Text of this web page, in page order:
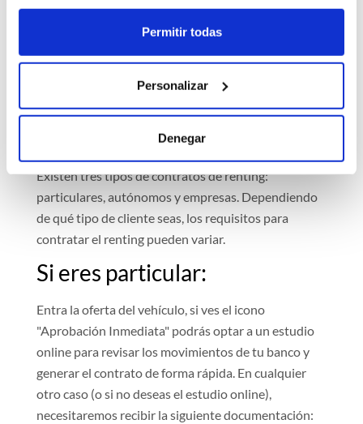
Permitir todas
Personalizar
Denegar
¿Cómo contratar un renting
para un Citroen Berlingo?
Existen tres tipos de contratos de renting:
particulares, autónomos y empresas. Dependiendo
de qué tipo de cliente seas, los requisitos para
contratar el renting pueden variar.
Si eres particular:
Entra la oferta del vehículo, si ves el icono
"Aprobación Inmediata" podrás optar a un estudio
online para revisar los movimientos de tu banco y
generar el contrato de forma rápida. En cualquier
otro caso (o si no deseas el estudio online),
necesitaremos recibir la siguiente documentación: